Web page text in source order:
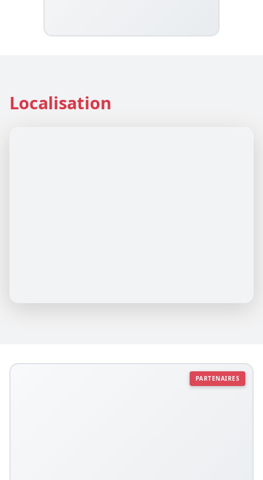
Localisation
PARTENAIRES